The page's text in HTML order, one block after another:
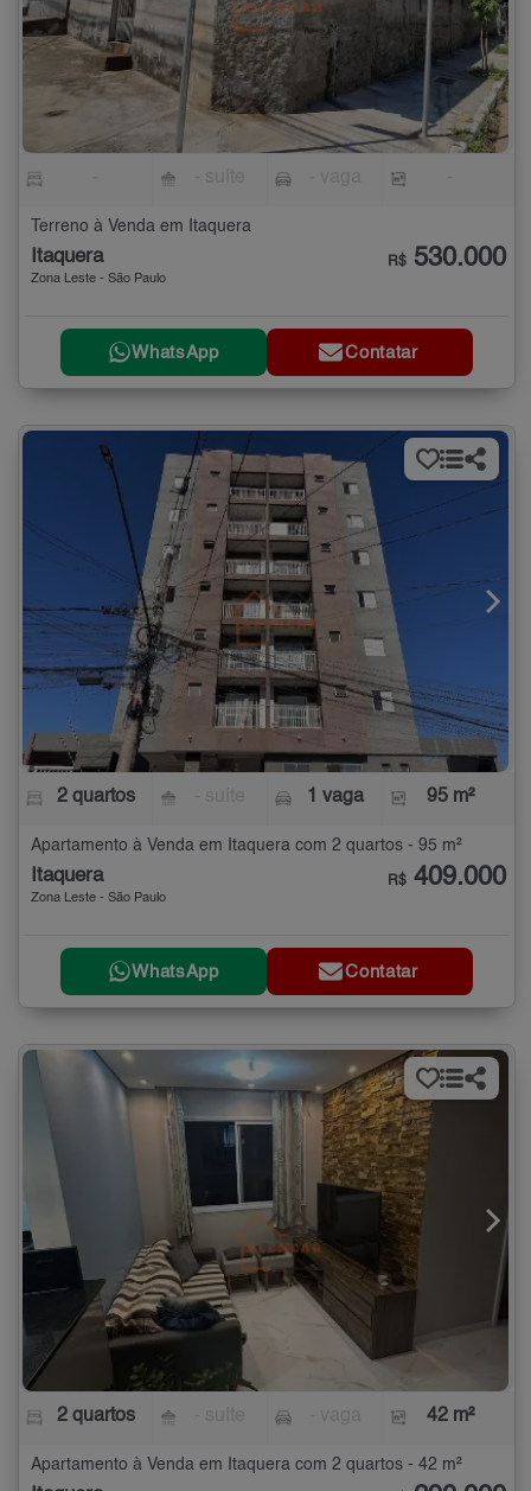
Terreno à Venda em Itaquera
Itaquera
Zona Leste - São Paulo
R$ 530.000
WhatsApp Contatar
2 quartos 1 vaga 95 m²
Apartamento à Venda em Itaquera com 2 quartos - 95 m²
Itaquera
Zona Leste - São Paulo
R$ 409.000
WhatsApp Contatar
2 quartos 42 m²
Apartamento à Venda em Itaquera com 2 quartos - 42 m²